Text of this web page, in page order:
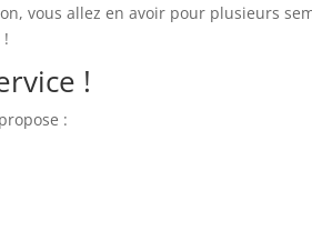
vous allez en avoir pour plusieurs
!
: